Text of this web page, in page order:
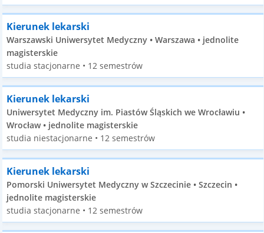
Kierunek lekarski
Warszawski Uniwersytet Medyczny • Warszawa • jednolite
magisterskie
studia stacjonarne • 12 semestrów
Kierunek lekarski
Uniwersytet Medyczny im. Piastów Śląskich we Wrocławiu •
Wrocław • jednolite magisterskie
studia niestacjonarne • 12 semestrów
Kierunek lekarski
Pomorski Uniwersytet Medyczny w Szczecinie • Szczecin •
jednolite magisterskie
studia stacjonarne • 12 semestrów